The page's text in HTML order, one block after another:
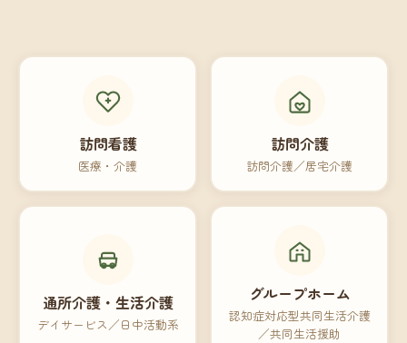
訪問看護
医療・介護
訪問介護
訪問介護／居宅介護
通所介護・生活介護
デイサービス／日中活動系
グループホーム
認知症対応型共同生活介護
／共同生活援助